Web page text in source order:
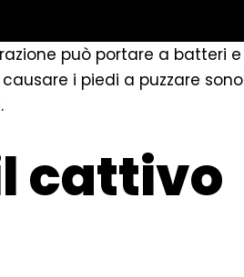
può portare a batteri e
i piedi a puzzare sono
cattivo